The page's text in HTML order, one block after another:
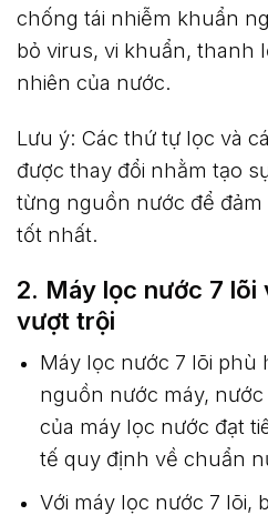
chống tái nhiễm khuẩn
bỏ virus, vi khuẩn, thanh
nhiên của nước.
Lưu ý: Các thứ tự lọc và
được thay đổi nhằm tạo
từng nguồn nước để
tốt nhất.
2. Máy lọc nước 7 lõi
vượt trội
Máy lọc nước 7 lõi phù
nguồn nước máy,
của máy lọc nước đạt
tế quy định về chuẩn
Với máy lọc nước 7 lõi,